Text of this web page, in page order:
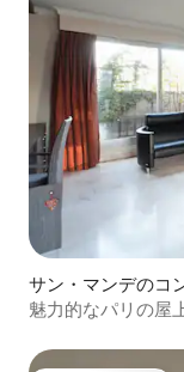
サン・マンデのコ
魅力的なパリの屋